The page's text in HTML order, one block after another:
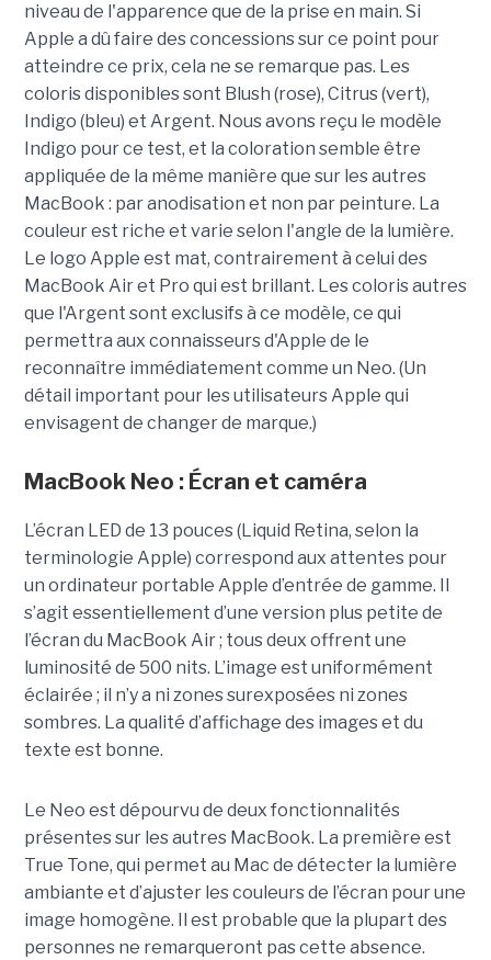
niveau de l'apparence que de la prise en main. Si
Apple a dû faire des concessions sur ce point pour
atteindre ce prix, cela ne se remarque pas. Les
coloris disponibles sont Blush (rose), Citrus (vert),
Indigo (bleu) et Argent. Nous avons reçu le modèle
Indigo pour ce test, et la coloration semble être
appliquée de la même manière que sur les autres
MacBook : par anodisation et non par peinture. La
couleur est riche et varie selon l'angle de la lumière.
Le logo Apple est mat, contrairement à celui des
MacBook Air et Pro qui est brillant. Les coloris autres
que l'Argent sont exclusifs à ce modèle, ce qui
permettra aux connaisseurs d'Apple de le
reconnaître immédiatement comme un Neo. (Un
détail important pour les utilisateurs Apple qui
envisagent de changer de marque.)
MacBook Neo : Écran et caméra
L’écran LED de 13 pouces (Liquid Retina, selon la
terminologie Apple) correspond aux attentes pour
un ordinateur portable Apple d’entrée de gamme. Il
s’agit essentiellement d’une version plus petite de
l’écran du MacBook Air ; tous deux offrent une
luminosité de 500 nits. L’image est uniformément
éclairée ; il n’y a ni zones surexposées ni zones
sombres. La qualité d’affichage des images et du
texte est bonne.
Le Neo est dépourvu de deux fonctionnalités
présentes sur les autres MacBook. La première est
True Tone, qui permet au Mac de détecter la lumière
ambiante et d’ajuster les couleurs de l’écran pour une
image homogène. Il est probable que la plupart des
personnes ne remarqueront pas cette absence.